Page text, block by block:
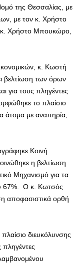
της Θεσσαλίας, με
με τον κ. Χρήστο
κ. Χρήστο Μπουκώρο,
κ. Κωστή
βελτίωση των όρων
για τους πληγέντες
το πλαίσιο
άτομα με αναπηρία,
Κοινή
η βελτίωση
Μηχανισμό για τα
67%. Ο κ. Κωτσός
αποφασιστικά ορθή
διευκόλυνσης